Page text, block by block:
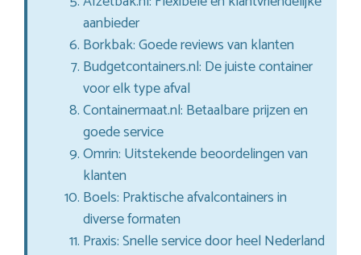
aanbieder
Borkbak: Goede reviews van klanten
Budgetcontainers.nl: De juiste container
voor elk type afval
Containermaat.nl: Betaalbare prijzen en
goede service
Omrin: Uitstekende beoordelingen van
klanten
Boels: Praktische afvalcontainers in
diverse formaten
Praxis: Snelle service door heel Nederland